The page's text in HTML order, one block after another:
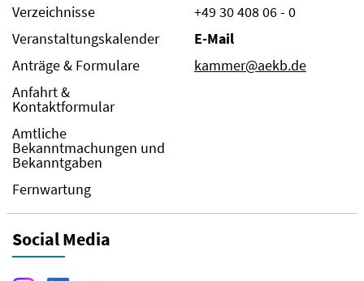
Verzeichnisse
Veranstaltungskalender
Anträge & Formulare
Anfahrt &
Kontaktformular
Amtliche
Bekanntmachungen und
Bekanntgaben
Fernwartung
+49 30 408 06 - 0
E-Mail
kammer@aekb.de
Social Media